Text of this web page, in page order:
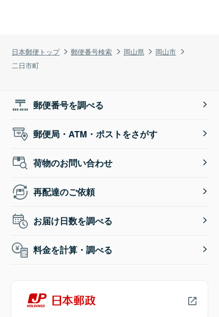
日本郵便トップ 郵便番号検索 岡山県
岡山市
二日市町
郵便番号を調べる
郵便局・ATM・ポストをさがす
荷物のお問い合わせ
再配達のご依頼
お届け日数を調べる
料金を計算・調べる